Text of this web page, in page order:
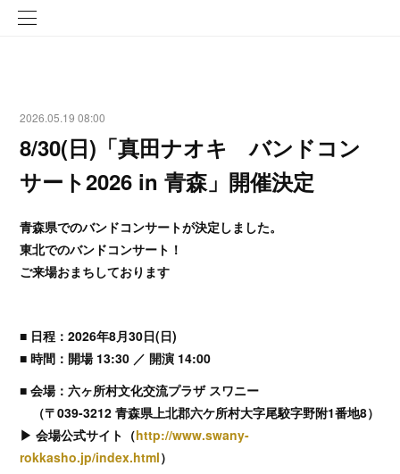
2026.05.19 08:00
8/30(日)「真田ナオキ バンドコン
サート2026 in 青森」開催決定
青森県でのバンドコンサートが決定しました。
東北でのバンドコンサート！
ご来場おまちしております
■ 日程：2026年8月30日(日)
■ 時間：開場 13:30 ／ 開演 14:00
■ 会場：六ヶ所村文化交流プラザ スワニー
（〒039-3212 青森県上北郡六ケ所村大字尾駮字野附1番地8）
▶︎ 会場公式サイト（http://www.swany-
rokkasho.jp/index.html）